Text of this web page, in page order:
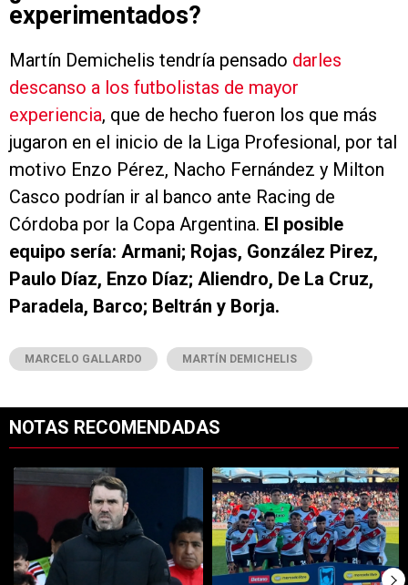
experimentados?
Martín Demichelis tendría pensado darles
descanso a los futbolistas de mayor
experiencia, que de hecho fueron los que más
jugaron en el inicio de la Liga Profesional, por tal
motivo Enzo Pérez, Nacho Fernández y Milton
Casco podrían ir al banco ante Racing de
Córdoba por la Copa Argentina. El posible
equipo sería: Armani; Rojas, González Pirez,
Paulo Díaz, Enzo Díaz; Aliendro, De La Cruz,
Paradela, Barco; Beltrán y Borja.
MARCELO GALLARDO MARTÍN DEMICHELIS
NOTAS RECOMENDADAS
Un artículo de tendencia con el título "Coudet tras la derrota ante
Un artículo de tendencia con el